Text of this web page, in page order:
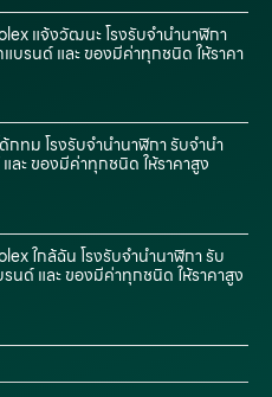
แจ้งวัฒนะ โรงรับจำนำนาฬิกา
บรนด์ และ ของมีค่าทุกชนิด ให้ราคา
กทม โรงรับจำนำนาฬิกา รับจำนำ
ละ ของมีค่าทุกชนิด ให้ราคาสูง
ใกล้ฉัน โรงรับจำนำนาฬิกา รับ
นด์ และ ของมีค่าทุกชนิด ให้ราคาสูง